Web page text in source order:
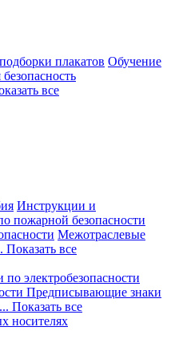
плакатов Обучение
все
Инструкции и
пожарной безопасности
Межотраслевые
Показать все
по электробезопасности
Предписывающие знаки
... Показать все
носителях